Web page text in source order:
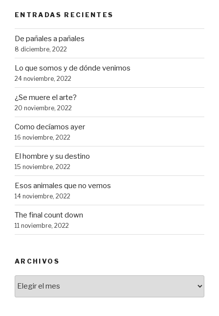
ENTRADAS RECIENTES
De pañales a pañales
8 diciembre, 2022
Lo que somos y de dónde venimos
24 noviembre, 2022
¿Se muere el arte?
20 noviembre, 2022
Como decíamos ayer
16 noviembre, 2022
El hombre y su destino
15 noviembre, 2022
Esos animales que no vemos
14 noviembre, 2022
The final count down
11 noviembre, 2022
ARCHIVOS